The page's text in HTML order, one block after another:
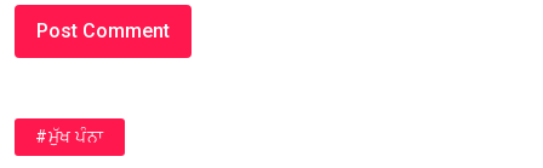
#ਮੁੱਖ ਪੰਨਾ